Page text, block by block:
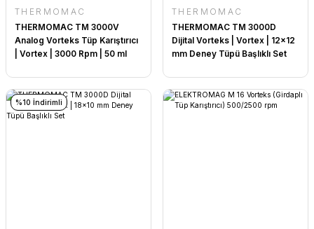
THERMOMAC
THERMOMAC TM 3000V
Analog Vorteks Tüp Karıştırıcı
| Vortex | 3000 Rpm | 50 ml
THERMOMAC
THERMOMAC TM 3000D
Dijital Vorteks | Vortex | 12x12
mm Deney Tüpü Başlıklı Set
%10 İndirimli